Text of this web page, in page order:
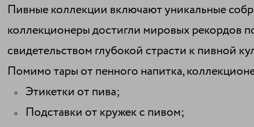
Пивные коллекции включают уникальные
коллекционеры достигли мировых рекордов
свидетельством глубокой страсти к пивной
Помимо тары от пенного напитка,
Этикетки от пива;
Подставки от кружек с пивом;